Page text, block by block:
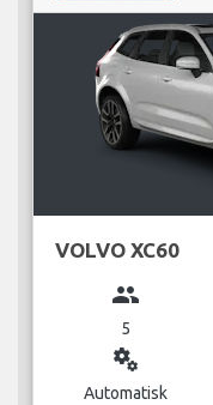
VOLVO XC60
group
5
miscellaneous_services
Automatisk